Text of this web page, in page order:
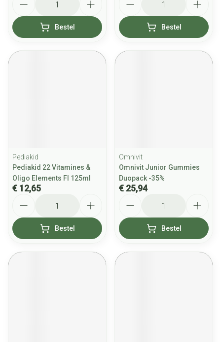
Bestel Bestel
Pediakid
Pediakid 22 Vitamines &
Oligo Elements Fl 125ml
€ 12,65
Bestel
Omnivit
Omnivit Junior Gummies
Duopack -35%
€ 25,94
Bestel